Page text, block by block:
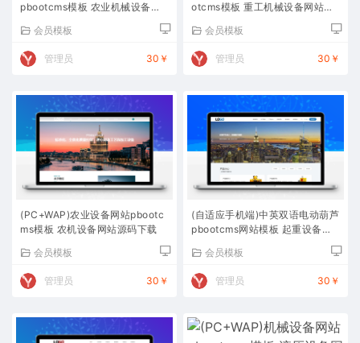
pbootcms模板 农业机械设备网
会员模板
管理员 30￥
otcms模板 重工机械设备网站源
会员模板
管理员 30￥
(PC+WAP)农业设备网站pbootc
ms模板 农机设备网站源码下载
会员模板
管理员 30￥
(自适应手机端)中英双语电动葫芦
pbootcms网站模板 起重设备网
会员模板
管理员 30￥